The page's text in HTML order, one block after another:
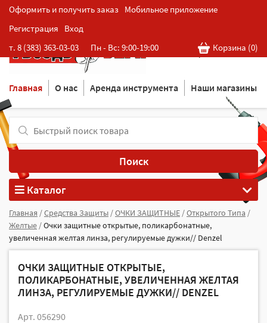
Оформить и получить заказ Мобильное приложение
Регистрация
Вход
т. 8 (383) 363-03-03
Пн - Вс: 9:00-19:00 Корзина (0)
Розничная cеть магазинов
в Новосибирске
Главная О нас Аренда инструмента Наши магазины
Поиск
Каталог
Главная /Средства Защиты /ОЧКИ ЗАЩИТНЫЕ /Открытого Типа /
Желтые /Очки защитные открытые, поликарбонатные,
увеличенная желтая линза, регулируемые дужки// Denzel
ОЧКИ ЗАЩИТНЫЕ ОТКРЫТЫЕ,
ПОЛИКАРБОНАТНЫЕ, УВЕЛИЧЕННАЯ ЖЕЛТАЯ
ЛИНЗА, РЕГУЛИРУЕМЫЕ ДУЖКИ// DENZEL
Арт. 056290